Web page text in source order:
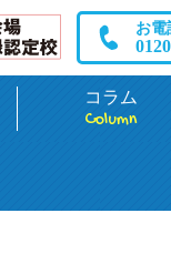
お電
コラム
Column